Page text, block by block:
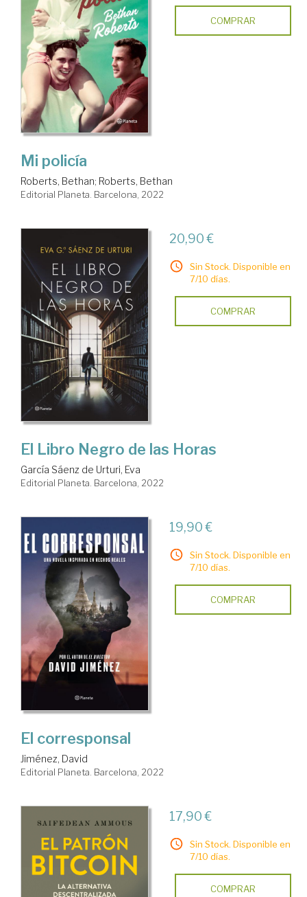
COMPRAR
Mi policía
Roberts, Bethan; Roberts, Bethan
Editorial Planeta. Barcelona, 2022
20,90 €
Sin Stock. Disponible en
7/10 días.
COMPRAR
El Libro Negro de las Horas
García Sáenz de Urturi, Eva
Editorial Planeta. Barcelona, 2022
19,90 €
Sin Stock. Disponible en
7/10 días.
COMPRAR
El corresponsal
Jiménez, David
Editorial Planeta. Barcelona, 2022
17,90 €
Sin Stock. Disponible en
7/10 días.
COMPRAR